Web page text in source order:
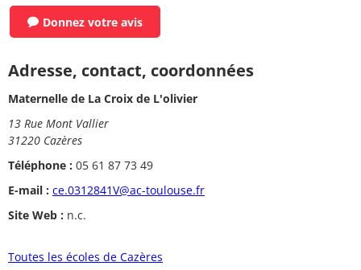
Donnez votre avis
Adresse, contact, coordonnées
Maternelle de La Croix de L'olivier
13 Rue Mont Vallier
31220 Cazères
Téléphone : 05 61 87 73 49
E-mail : ce.0312841V@ac-toulouse.fr
Site Web : n.c.
Toutes les écoles de Cazères